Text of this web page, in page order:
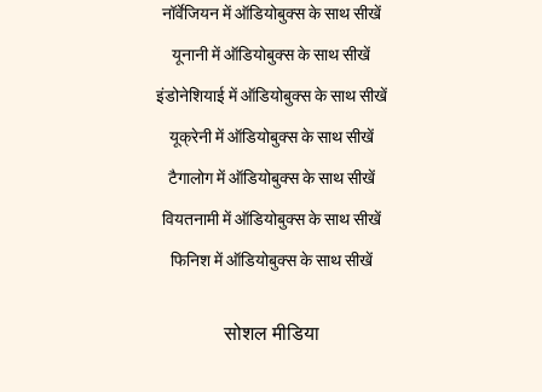
नॉर्वेजियन में ऑडियोबुक्स के साथ सीखें
यूनानी में ऑडियोबुक्स के साथ सीखें
इंडोनेशियाई में ऑडियोबुक्स के साथ सीखें
यूक्रेनी में ऑडियोबुक्स के साथ सीखें
टैगालोग में ऑडियोबुक्स के साथ सीखें
वियतनामी में ऑडियोबुक्स के साथ सीखें
फिनिश में ऑडियोबुक्स के साथ सीखें
सोशल मीडिया